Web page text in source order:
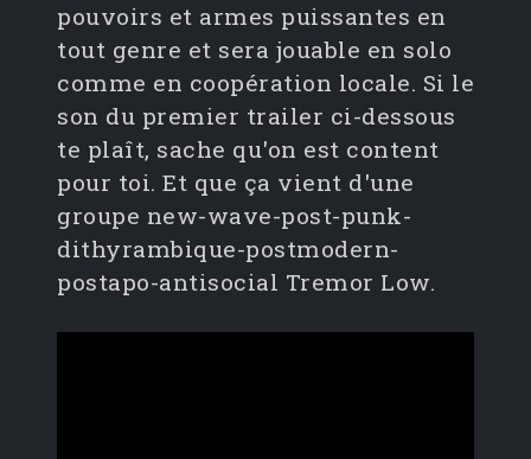
pouvoirs et armes puissantes en
tout genre et sera jouable en solo
comme en coopération locale. Si le
son du premier trailer ci-dessous
te plaît, sache qu'on est content
pour toi. Et que ça vient d'une
groupe new-wave-post-punk-
dithyrambique-postmodern-
postapo-antisocial Tremor Low.